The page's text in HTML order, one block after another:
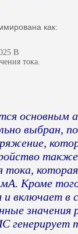
как:
В
тока.
основным
выбран,
тока,
Кроме
включает в
значения
генерирует